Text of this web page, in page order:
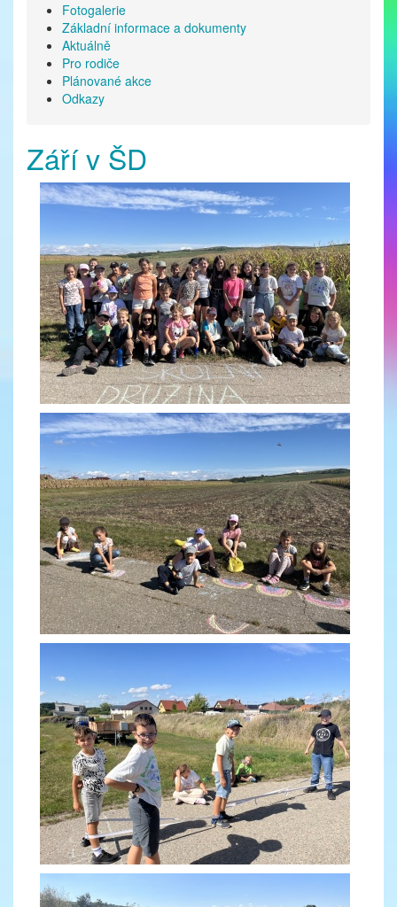
Fotogalerie
Základní informace a dokumenty
Aktuálně
Pro rodiče
Plánované akce
Odkazy
Září v ŠD